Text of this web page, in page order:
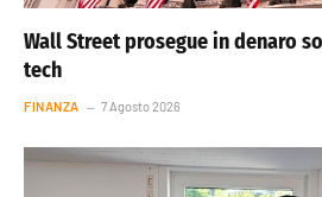
Wall Street prosegue in denaro
tech
FINANZA 7 Agosto 2026